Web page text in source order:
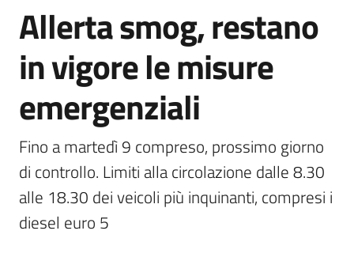
Novità
Servizi
Vivere
Sassuolo
Salta al contenuto
Allerta smog, restano
in vigore le misure
emergenziali
Fino a martedì 9 compreso, prossimo giorno
di controllo. Limiti alla circolazione dalle 8.30
alle 18.30 dei veicoli più inquinanti, compresi i
diesel euro 5